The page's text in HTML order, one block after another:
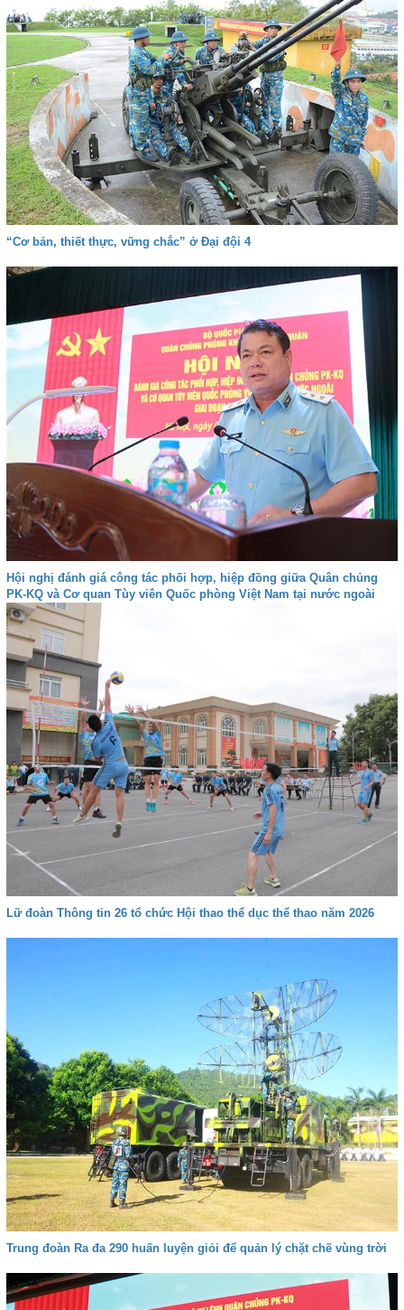
“Cơ bản, thiết thực, vững chắc” ở Đại đội 4
Hội nghị đánh giá công tác phối hợp, hiệp đồng giữa Quân chủng
PK-KQ và Cơ quan Tùy viên Quốc phòng Việt Nam tại nước ngoài
Lữ đoàn Thông tin 26 tổ chức Hội thao thể dục thể thao năm 2026
Trung đoàn Ra đa 290 huấn luyện giỏi để quản lý chặt chẽ vùng trời